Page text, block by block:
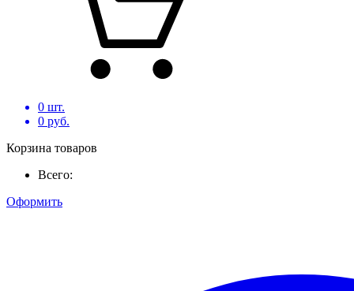
0 шт.
0 руб.
Корзина товаров
Всего:
Оформить